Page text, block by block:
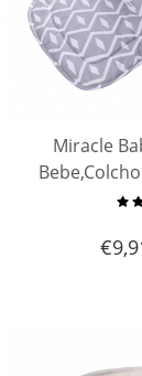
Miracle
para el €